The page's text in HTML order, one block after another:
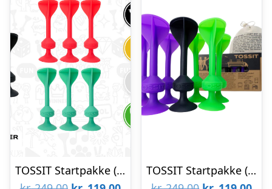
TOSSIT Startpakke (Rød/Turkis)
TOSSIT Startpakke (Lilla/Grøn)